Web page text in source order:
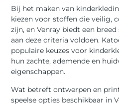
Bij het maken van
kiezen voor stoffen die veilig,
zijn, en Venray biedt een
aan deze criteria voldoen.
populaire keuzes voor
hun zachte, ademende en
eigenschappen.
Wat betreft ontwerpen en
speelse opties beschikbaar in